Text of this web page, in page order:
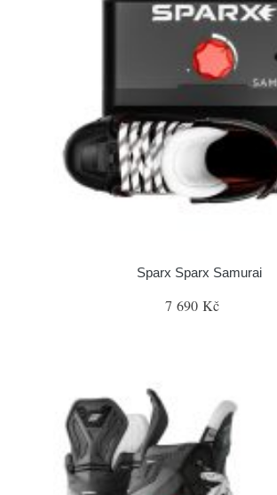
Sparx Sparx Samurai
7 690 Kč